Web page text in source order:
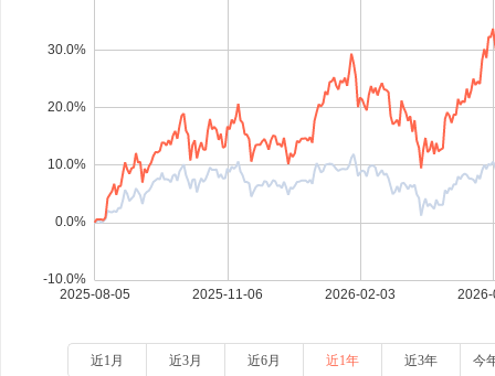
近1月 近3月 近6月 近1年 近3年 今